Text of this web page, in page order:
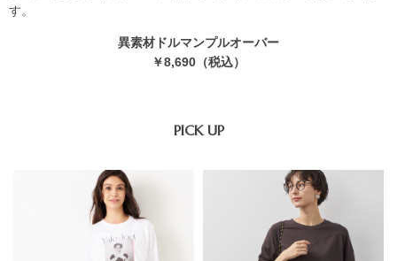
す。
異素材ドルマンプルオーバー
￥8,690（税込）
PICK UP